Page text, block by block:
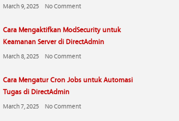
March 9, 2025 No Comment
Cara Mengaktifkan ModSecurity untuk
Keamanan Server di DirectAdmin
March 8, 2025 No Comment
Cara Mengatur Cron Jobs untuk Automasi
Tugas di DirectAdmin
March 7, 2025 No Comment